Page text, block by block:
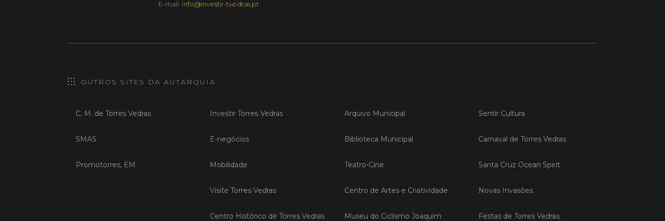
A Semana INOV-E – Empreender em Torres
empresarial e especialistas num conjunto de
competências empreendedoras.
E-mail: info@investir-tvedras.pt
OUTROS SITES DA AUTARQUIA
C. M. de Torres Vedras
SMAS
Promotorres, EM
Investir Torres Vedras
E-negócios
Mobilidade
Visite Torres Vedras
Centro Histórico de Torres Vedras
Arquivo Municipal
Biblioteca Municipal
Teatro-Cine
Centro de Artes e Criatividade
Museu do Ciclismo Joaquim
Sentir Cultura
Carnaval de Torres Vedras
Santa Cruz Ocean Spirit
Novas Invasões
Festas de Torres Vedras